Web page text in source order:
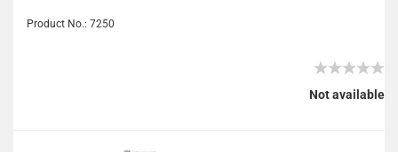
Product No.: 7250
Not available